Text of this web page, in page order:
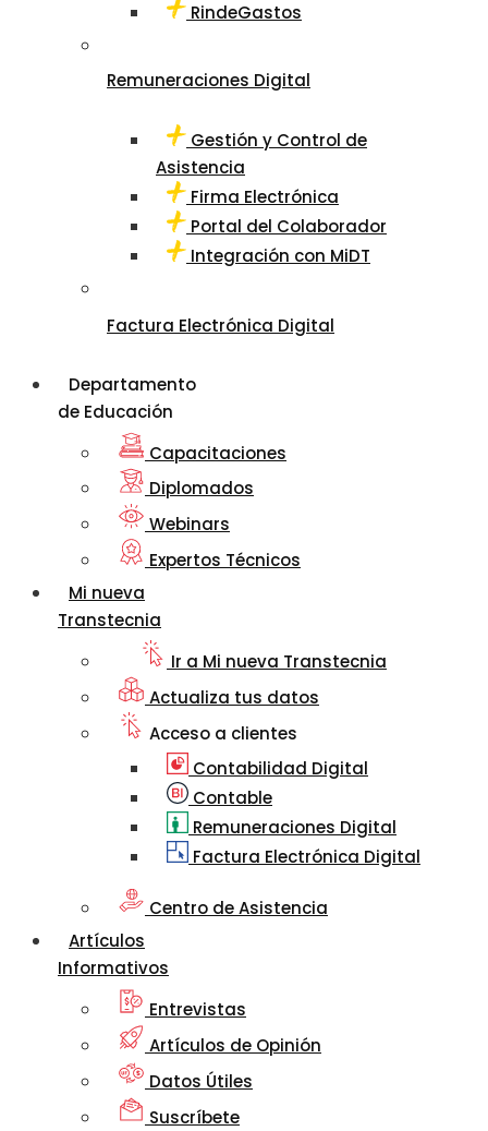
RindeGastos
Remuneraciones Digital
Gestión y Control de
Asistencia
Firma Electrónica
Portal del Colaborador
Integración con MiDT
Factura Electrónica Digital
Departamento
de Educación
Capacitaciones
Diplomados
Webinars
Expertos Técnicos
Mi nueva
Transtecnia
Ir a Mi nueva Transtecnia
Actualiza tus datos
Acceso a clientes
Contabilidad Digital
Contable
Remuneraciones Digital
Factura Electrónica Digital
Centro de Asistencia
Artículos
Informativos
Entrevistas
Artículos de Opinión
Datos Útiles
Suscríbete